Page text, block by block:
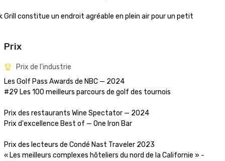
Grill constitue un endroit agréable en plein air pour un petit
Prix
Prix de l'industrie
Les Golf Pass Awards de NBC — 2024
#29 Les 100 meilleurs parcours de golf des tournois
Prix des restaurants Wine Spectator — 2024
Prix d'excellence Best of — One Iron Bar
Prix des lecteurs de Condé Nast Traveler 2023
« Les meilleurs complexes hôteliers du nord de la Californie » -